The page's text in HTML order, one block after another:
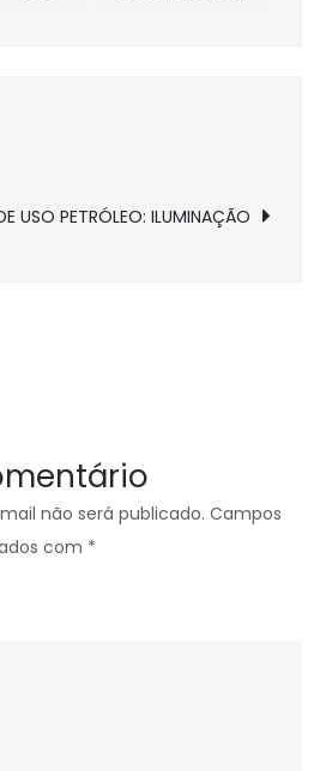
USO PETRÓLEO: ILUMINAÇÃO
não será publicado. Campos
com *